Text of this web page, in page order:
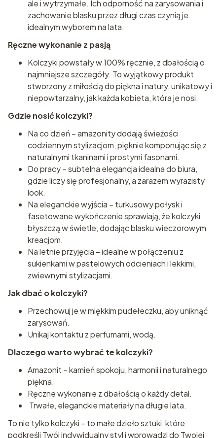
ale i wytrzymałe. Ich odporność na zarysowania i
zachowanie blasku przez długi czas czynią je
idealnym wyborem na lata.
Ręczne wykonanie z pasją
Kolczyki powstały w 100% ręcznie, z dbałością o
najmniejsze szczegóły. To wyjątkowy produkt
stworzony z miłością do piękna i natury, unikatowy i
niepowtarzalny, jak każda kobieta, która je nosi.
Gdzie nosić kolczyki?
Na co dzień – amazonity dodają świeżości
codziennym stylizacjom, pięknie komponując się z
naturalnymi tkaninami i prostymi fasonami.
Do pracy – subtelna elegancja idealna do biura,
gdzie liczy się profesjonalny, a zarazem wyrazisty
look.
Na eleganckie wyjścia – turkusowy połysk i
fasetowane wykończenie sprawiają, że kolczyki
błyszczą w świetle, dodając blasku wieczorowym
kreacjom.
Na letnie przyjęcia – idealne w połączeniu z
sukienkami w pastelowych odcieniach i lekkimi,
zwiewnymi stylizacjami.
Jak dbać o kolczyki?
Przechowuj je w miękkim pudełeczku, aby uniknąć
zarysowań.
Unikaj kontaktu z perfumami, wodą.
Dlaczego warto wybrać te kolczyki?
Amazonit – kamień spokoju, harmonii i naturalnego
piękna.
Ręczne wykonanie z dbałością o każdy detal.
Trwałe, eleganckie materiały na długie lata.
To nie tylko kolczyki – to małe dzieło sztuki, które
podkreśli Twój indywidualny styl i wprowadzi do Twojej